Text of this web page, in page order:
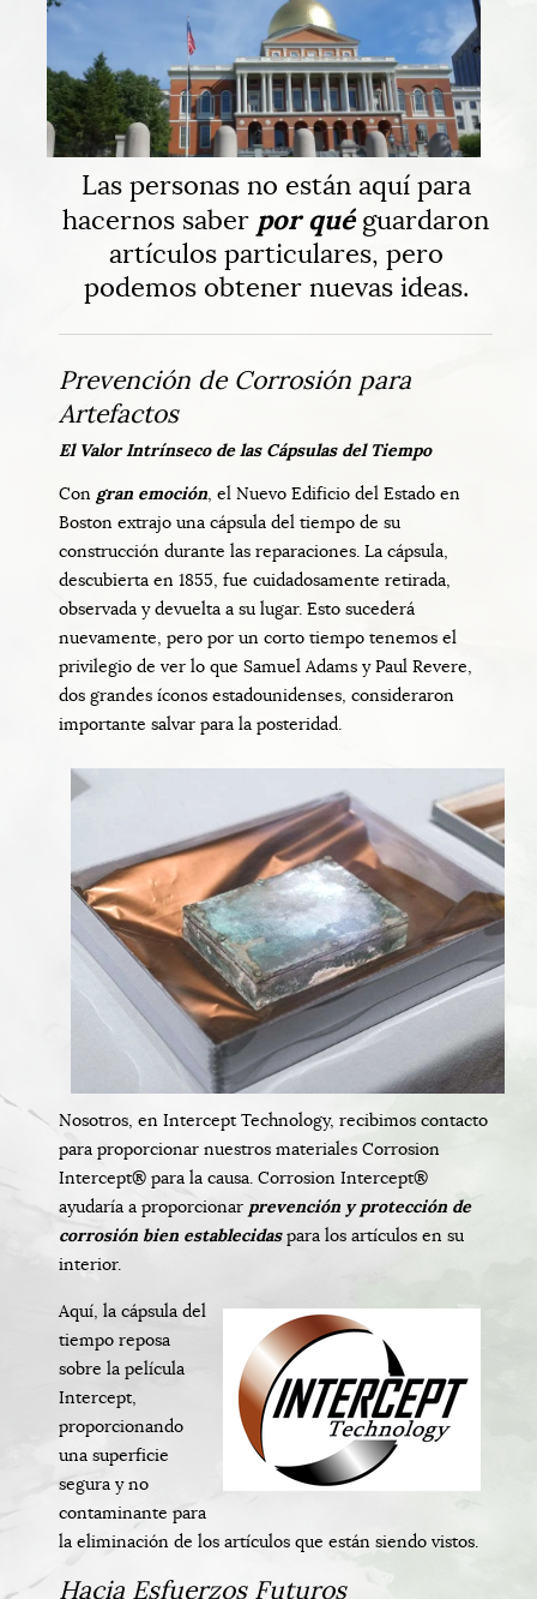
Las personas no están aquí para
hacernos saber por quéguardaron
artículos particulares, pero
podemos obtener nuevas ideas.
Prevención de Corrosión para
Artefactos
El Valor Intrínseco de las Cápsulas del Tiempo
Con gran emoción, el Nuevo Edificio del Estado en
Boston extrajo una cápsula del tiempo de su
construcción durante las reparaciones. La cápsula,
descubierta en 1855, fue cuidadosamente retirada,
observada y devuelta a su lugar. Esto sucederá
nuevamente, pero por un corto tiempo tenemos el
privilegio de ver lo que Samuel Adams y Paul Revere,
dos grandes íconos estadounidenses, consideraron
importante salvar para la posteridad.
Nosotros, en Intercept Technology, recibimos contacto
para proporcionar nuestros materiales Corrosion
Intercept® para la causa. Corrosion Intercept®
ayudaría a proporcionar prevención y protección de
corrosión bien establecidaspara los artículos en su
interior.
Aquí, la cápsula del
tiempo reposa
sobre la película
Intercept,
proporcionando
una superficie
segura y no
contaminante para
la eliminación de los artículos que están siendo vistos.
Hacia Esfuerzos Futuros